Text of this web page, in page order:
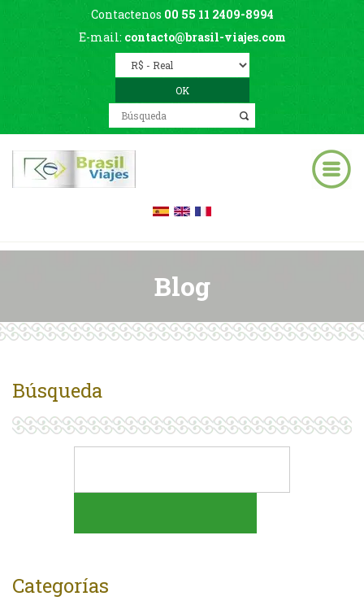
Contactenos 00 55 11 2409-8994
E-mail: contacto@brasil-viajes.com
Blog
Búsqueda
Categorías